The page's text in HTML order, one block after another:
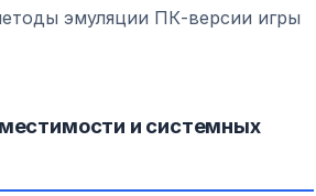
эмуляции ПК-версии игры
и системных